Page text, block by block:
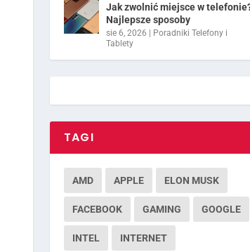
Jak zwolnić miejsce w
Najlepsze sposoby
sie 6, 2026 | Poradniki Telefony i
Tablety
TAGI
AMD APPLE ELON MUSK
FACEBOOK GAMING GOOGLE
INTEL INTERNET